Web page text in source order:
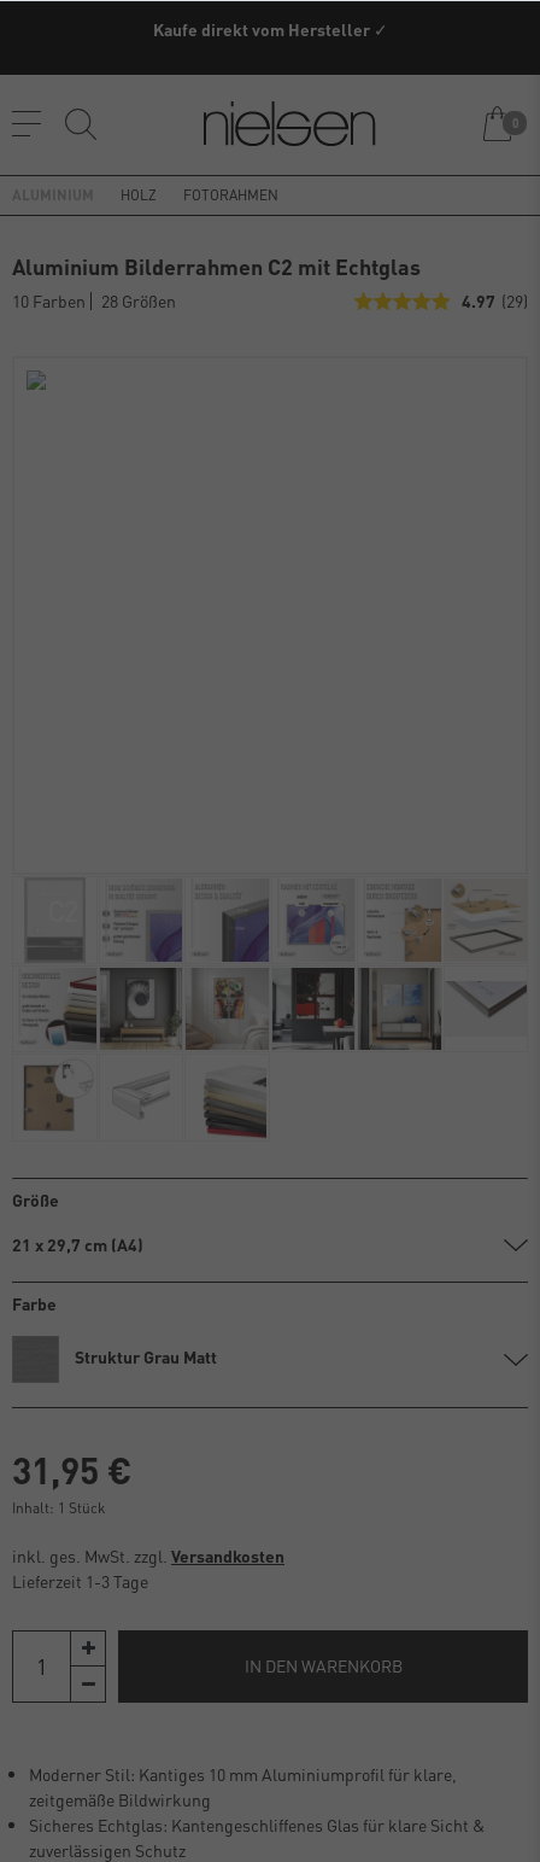
Kaufe direkt vom Hersteller ✓
0
HOLZ FOTORAHMEN
Aluminium Bilderrahmen C2 mit Echtglas
10 Farben 28 Größen 4.97 (29)
Größe
21 x 29,7 cm (A4)
Farbe
Struktur Grau Matt
31,95 €
Inhalt: 1 Stück
inkl. ges. MwSt. zzgl. Versandkosten
Lieferzeit 1-3 Tage
IN DEN WARENKORB
Moderner Stil: Kantiges 10 mm Aluminiumprofil für klare,
zeitgemäße Bildwirkung
Sicheres Echtglas: Kantengeschliffenes Glas für klare Sicht &
zuverlässigen Schutz